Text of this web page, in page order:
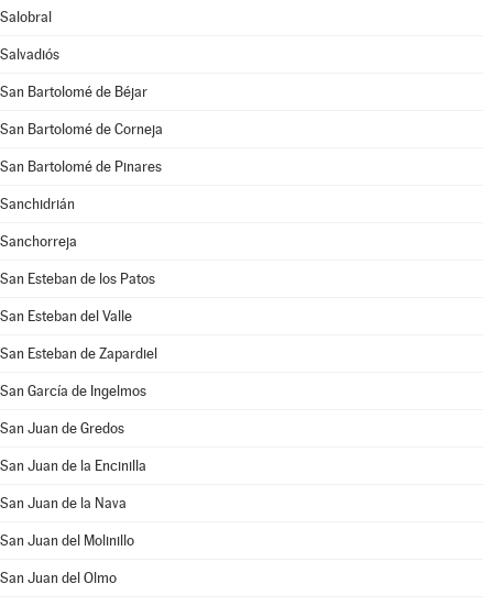
Salobral
Salvadiós
San Bartolomé de Béjar
San Bartolomé de Corneja
San Bartolomé de Pinares
Sanchidrián
Sanchorreja
San Esteban de los Patos
San Esteban del Valle
San Esteban de Zapardiel
San García de Ingelmos
San Juan de Gredos
San Juan de la Encinilla
San Juan de la Nava
San Juan del Molinillo
San Juan del Olmo